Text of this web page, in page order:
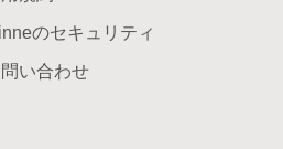
のセキュリティ
い合わせ